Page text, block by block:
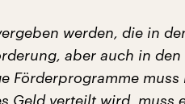
werden, die in
aber auch in den
Förderprogramme muss
Geld verteilt wird, muss